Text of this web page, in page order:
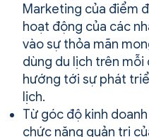
Marketing của điểm
hoạt động của các
vào sự thỏa mãn
dùng du lịch trên
hướng tới sự phát
lịch.
Từ góc độ kinh
chức năng quản trị